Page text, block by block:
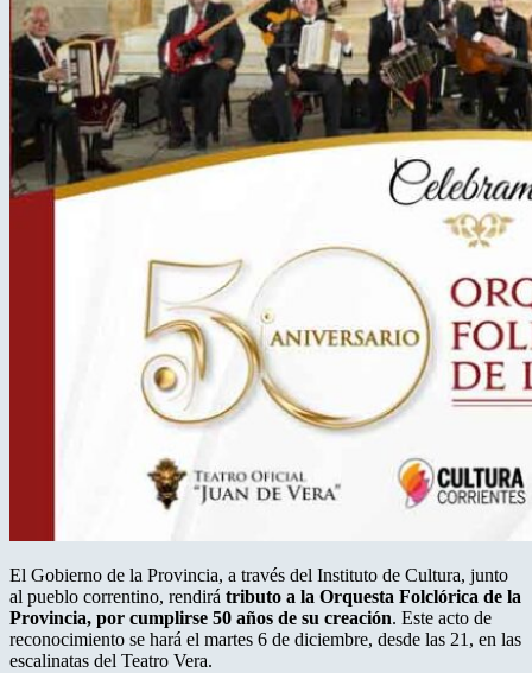
El Gobierno de la Provincia, a través del Instituto de Cultura, junto
al pueblo correntino, rendirá tributo a la Orquesta Folclórica de la
Provincia, por cumplirse 50 años de su creación. Este acto de
reconocimiento se hará el martes 6 de diciembre, desde las 21, en las
escalinatas del Teatro Vera.